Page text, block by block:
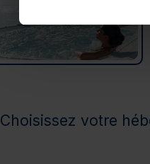
Choisissez votre